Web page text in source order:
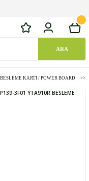
ARA
BESLEME KARTI / POWER BOARD